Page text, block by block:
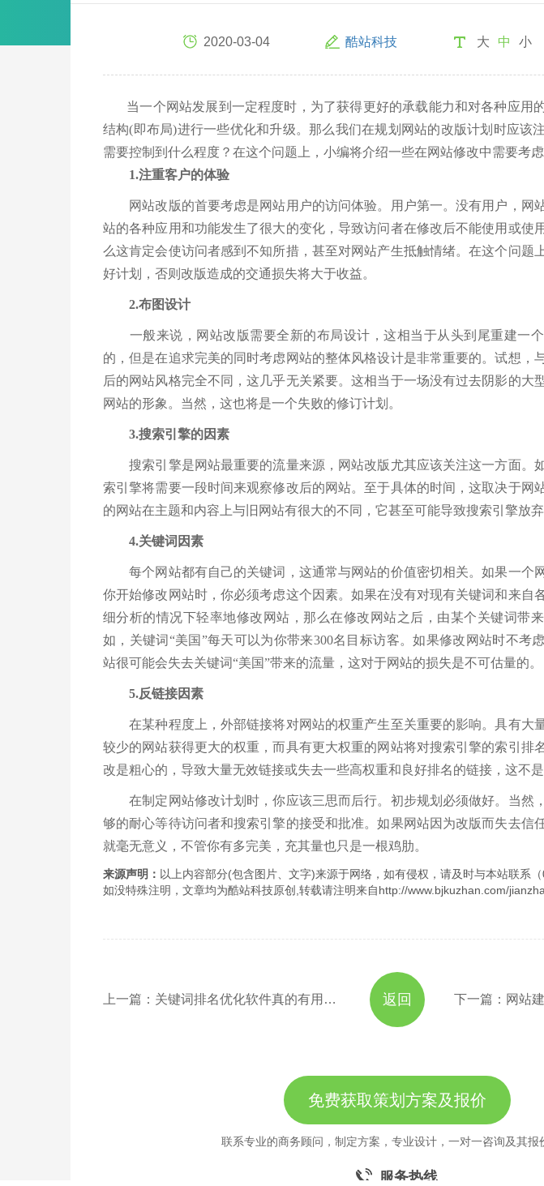
2020-03-04 酷站科技 大 中 小
当一个网站发展到一定程度时，为了获得更好的承载能力和对各种应用
结构(即布局)进行一些优化和升级。那么我们在规划网站的改版计划时应该
需要控制到什么程度？在这个问题上，小编将介绍一些在网站修改中需要考虑
1.注重客户的体验
网站改版的首要考虑是网站用户的访问体验。用户第一。没有用户，网
站的各种应用和功能发生了很大的变化，导致访问者在修改后不能使用或使
么这肯定会使访问者感到不知所措，甚至对网站产生抵触情绪。在这个问题
好计划，否则改版造成的交通损失将大于收益。
2.布图设计
一般来说，网站改版需要全新的布局设计，这相当于从头到尾重建一
的，但是在追求完美的同时考虑网站的整体风格设计是非常重要的。试想，
后的网站风格完全不同，这几乎无关紧要。这相当于一场没有过去阴影的大
网站的形象。当然，这也将是一个失败的修订计划。
3.搜索引擎的因素
搜索引擎是网站最重要的流量来源，网站改版尤其应该关注这一方面。
索引擎将需要一段时间来观察修改后的网站。至于具体的时间，这取决于网
的网站在主题和内容上与旧网站有很大的不同，它甚至可能导致搜索引擎放弃
4.关键词因素
每个网站都有自己的关键词，这通常与网站的价值密切相关。如果一个
你开始修改网站时，你必须考虑这个因素。如果在没有对现有关键词和来自
细分析的情况下轻率地修改网站，那么在修改网站之后，由某个关键词带
如，关键词“美国”每天可以为你带来300名目标访客。如果修改网站时不考
站很可能会失去关键词“美国”带来的流量，这对于网站的损失是不可估量的。
5.反链接因素
在某种程度上，外部链接将对网站的权重产生至关重要的影响。具有大
较少的网站获得更大的权重，而具有更大权重的网站将对搜索引擎的索引排
改是粗心的，导致大量无效链接或失去一些高权重和良好排名的链接，这不是
在制定网站修改计划时，你应该三思而后行。初步规划必须做好。当然
够的耐心等待访问者和搜索引擎的接受和批准。如果网站因为改版而失去信
就毫无意义，不管你有多完美，充其量也只是一根鸡肋。
来源声明： 以上内容部分(包含图片、文字)来源于网络，如有侵权，请及时与本站联系（
如没特殊注明，文章均为酷站科技原创,转载请注明来自http://www.bjkuzhan.com/
上一篇：关键词排名优化软件真的有用吗？ 返回
免费获取策划方案及报价
联系专业的商务顾问，制定方案，专业设计，一对一咨询及其报
服务热线